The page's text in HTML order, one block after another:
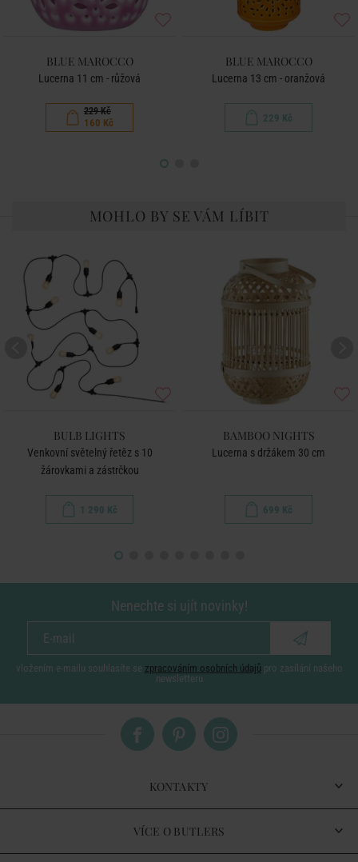
BLUE MAROCCO
Lucerna 11 cm - růžová
229 Kč
160 Kč
BLUE MAROCCO
Lucerna 13 cm - oranžová
229 Kč
MOHLO BY SE VÁM LÍBIT
BULB LIGHTS
Venkovní světelný řetěz s 10
žárovkami a zástrčkou
1 290 Kč
BAMBOO NIGHTS
Lucerna s držákem 30 cm
699 Kč
Nenechte si ujít novinky!
vložením e-mailu souhlasíte se zpracováním osobních údajů pro zasílání našeho
newsletteru
KONTAKTY
VÍCE O BUTLERS